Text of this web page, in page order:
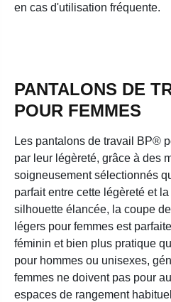
en cas d'utilisation fréquente.
PANTALONS DE
POUR FEMMES
Les pantalons de travail BP®
par leur légèreté, grâce à des
soigneusement sélectionnés
parfait entre cette légèreté et
silhouette élancée, la coupe
légers pour femmes est
féminin et bien plus pratique
pour hommes ou unisexes,
femmes ne doivent pas pour
espaces de rangement